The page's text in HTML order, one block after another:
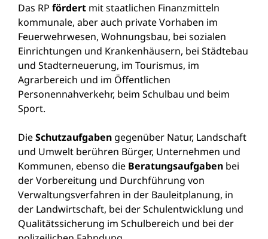
Das RP fördert mit staatlichen Finanzmitteln
kommunale, aber auch private Vorhaben im
Feuerwehrwesen, Wohnungsbau, bei sozialen
Einrichtungen und Krankenhäusern, bei Städtebau
und Stadterneuerung, im Tourismus, im
Agrarbereich und im Öffentlichen
Personennahverkehr, beim Schulbau und beim
Sport.
DieSchutzaufgaben gegenüber Natur, Landschaft
und Umwelt berühren Bürger, Unternehmen und
Kommunen, ebenso die Beratungsaufgaben bei
der Vorbereitung und Durchführung von
Verwaltungsverfahren in der Bauleitplanung, in
der Landwirtschaft, bei der Schulentwicklung und
Qualitätssicherung im Schulbereich und bei der